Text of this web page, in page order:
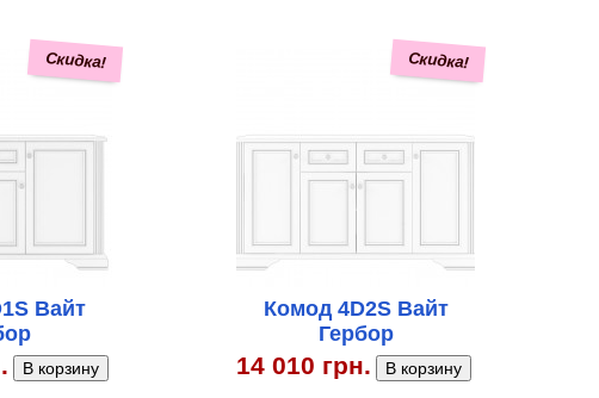
Скидка!
Вайт
Скидка!
Комод 4D2S Вайт
Гербор
14 010 грн.